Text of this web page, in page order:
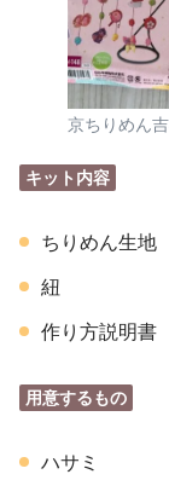
京ちりめん
キット内容
ちりめん生地
紐
作り方説明
用意するもの
ハサミ